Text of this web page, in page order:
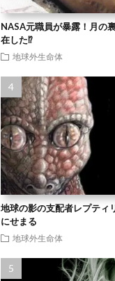
NASA元職員が暴露！月の
在した⁉
地球外生命体
地球の影の支配者レプティ
にせまる
地球外生命体